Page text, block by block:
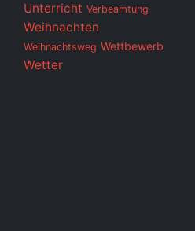
Unterricht Verbeamtung
Weihnachten
Weihnachtsweg Wettbewerb
Wetter